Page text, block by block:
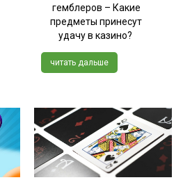
гемблеров – Какие
предметы принесут
удачу в казино?
читать дальше